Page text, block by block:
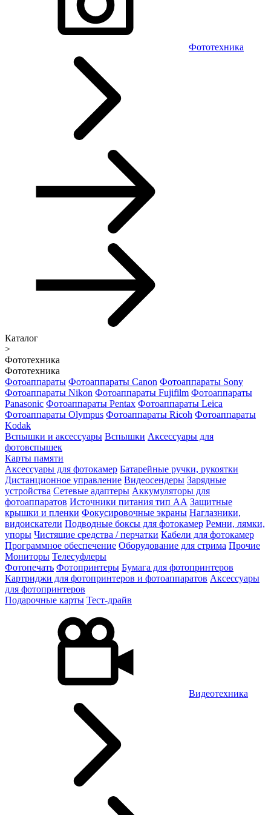
Фототехника
Каталог
>
Фототехника
Фототехника
Фотоаппараты Фотоаппараты Canon Фотоаппараты Sony
Фотоаппараты Nikon Фотоаппараты Fujifilm Фотоаппараты
Panasonic Фотоаппараты Pentax Фотоаппараты Leica
Фотоаппараты Olympus Фотоаппараты Ricoh Фотоаппараты
Kodak
Вспышки и аксессуары Вспышки Аксессуары для
фотовспышек
Карты памяти
Аксессуары для фотокамер Батарейные ручки, рукоятки
Дистанционное управление Видеосендеры Зарядные
устройства Сетевые адаптеры Аккумуляторы для
фотоаппаратов Источники питания тип АА Защитные
крышки и пленки Фокусировочные экраны Наглазники,
видоискатели Подводные боксы для фотокамер Ремни, лямки,
упоры Чистящие средства / перчатки Кабели для фотокамер
Программное обеспечение Оборудование для стрима Прочие
Мониторы Телесуфлеры
Фотопечать Фотопринтеры Бумага для фотопринтеров
Картриджи для фотопринтеров и фотоаппаратов Аксессуары
для фотопринтеров
Подарочные карты Тест-драйв
Видеотехника